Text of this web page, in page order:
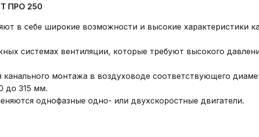
ПРО 250
в себе широкие возможности и высокие характеристики
системах вентиляции, которые требуют высокого
канального монтажа в воздуховоде соответствующего
до 315 мм.
однофазные одно- или двухскоростные двигатели.